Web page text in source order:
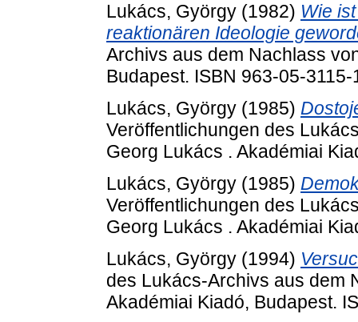
Lukács, György (1982) Wie
reaktionären Ideologie
Archivs aus dem Nachlass
Budapest. ISBN 963-05-3115-
Lukács, György (1985)
Veröffentlichungen des
Georg Lukács . Akadémiai
Lukács, György (1985)
Veröffentlichungen des
Georg Lukács . Akadémiai
Lukács, György (1994)
des Lukács-Archivs aus dem
Akadémiai Kiadó, Budapest.